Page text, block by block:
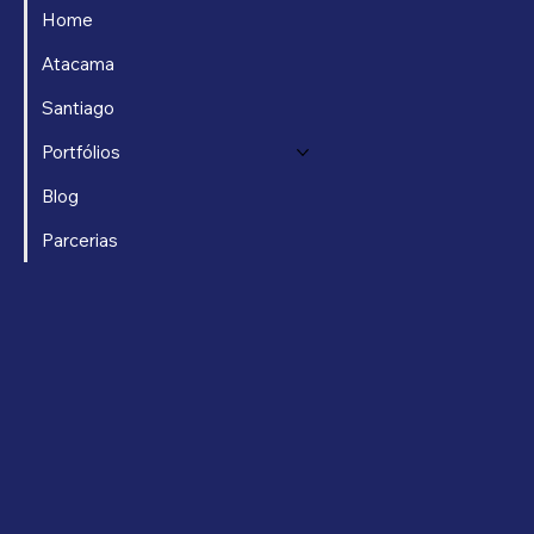
Home
Atacama
Santiago
Portfólios
Blog
Parcerias